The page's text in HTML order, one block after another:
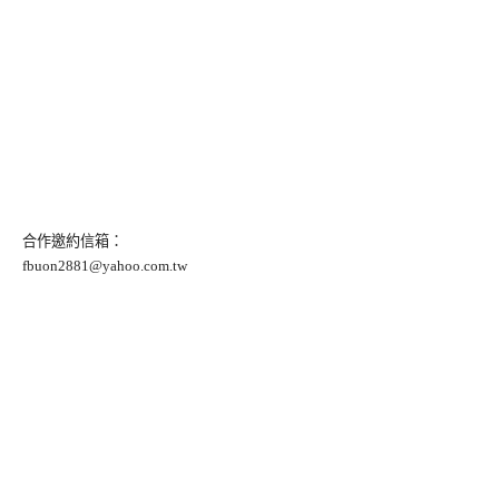
合作邀約信箱：
fbuon2881@yahoo.com.tw